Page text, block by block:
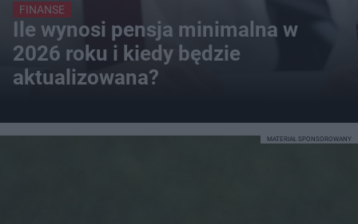
FINANSE
Ile wynosi pensja minimalna w
2026 roku i kiedy będzie
aktualizowana?
MATERIAŁ SPONSOROWANY